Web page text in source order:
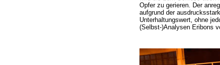
Opfer zu gerieren. Der
aufgrund der
Unterhaltungswert, ohne
(Selbst-)Analysen Eribons